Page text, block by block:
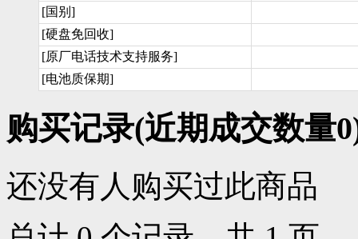
[国别]
[硬盘免回收]
[原厂电话技术支持服务]
[电池质保期]
购买记录(近期成交数量0
还没有人购买过此商品